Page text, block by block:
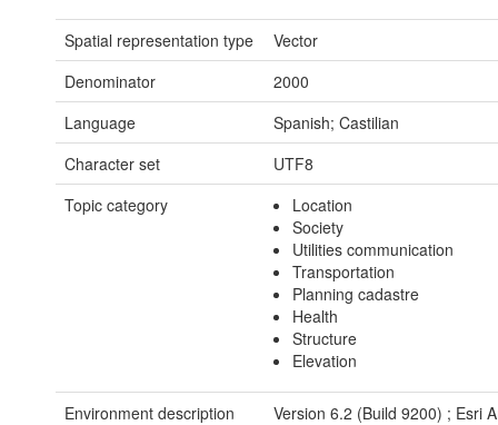
Spatial representation type
Vector
Denominator
2000
Language
Spanish; Castilian
Character set
UTF8
Topic category
Location
Society
Utilities communication
Transportation
Planning cadastre
Health
Structure
Elevation
Environment description Version 6.2 (Build 9200) ; Esri